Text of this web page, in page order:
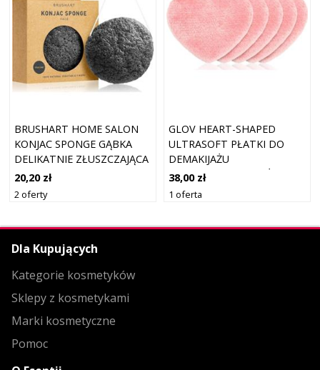
BRUSHART HOME SALON
KONJAC SPONGE GĄBKA
DELIKATNIE ZŁUSZCZAJĄCA
DO TWARZY CHARCOAL 5 G
20,20 zł
2 oferty
GLOV HEART-SHAPED
ULTRASOFT PŁATKI DO
DEMAKIJAŻU
WIELOKROTNEGO UŻYTKU
5 SZT.
38,00 zł
1 oferta
Dla Kupujących
Kategorie kosmetyków
Sklepy z kosmetykami
Marki kosmetyczne
Pomoc